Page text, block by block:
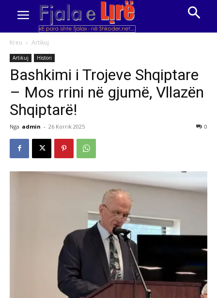
Kreu Artikuj
Artikuj Histori
Bashkimi i Trojeve Shqiptare
– Mos rrini në gjumë, Vllazën
Shqiptarë!
Nga admin - 26 Korrik 2025 0